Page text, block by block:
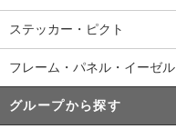
ステッカー・ピクト
フレーム・パネル・イーゼル
グループから探す